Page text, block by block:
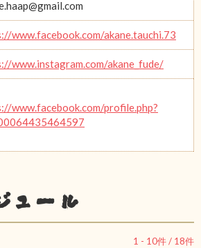
www.facebook.com/akane.tauchi.73
www.instagram.com/akane_fude/
www.facebook.com/profile.php?
ュール
1 - 10件 / 18件